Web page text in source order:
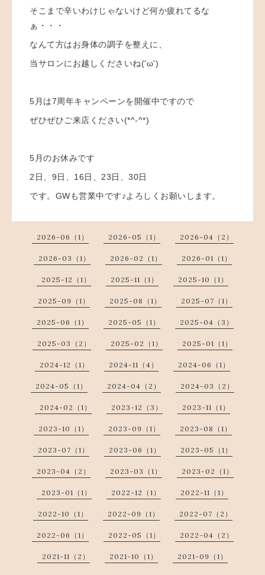
そこまで辛いわけじゃないけど何か疲れてるな
ぁ・・・
なんて方はお身体の調子を整えに、
当サロンにお越しくださいね('ω')
5月は7周年キャンペーンを開催中ですので
ぜひぜひご来店ください(*^-^*)
5月のお休みです
2日、9日、16日、23日、30日
です。GWも営業中です♪よろしくお願いします。
2026-06（1） 2026-05（1） 2026-04（2）
2026-03（1） 2026-02（1） 2026-01（1）
2025-12（1） 2025-11（1） 2025-10（1）
2025-09（1） 2025-08（1） 2025-07（1）
2025-06（1） 2025-05（1） 2025-04（3）
2025-03（2） 2025-02（1） 2025-01（1）
2024-12（1） 2024-11（4） 2024-06（1）
2024-05（1） 2024-04（2） 2024-03（2）
2024-02（1） 2023-12（3） 2023-11（1）
2023-10（1） 2023-09（1） 2023-08（1）
2023-07（1） 2023-06（1） 2023-05（1）
2023-04（2） 2023-03（1） 2023-02（1）
2023-01（1） 2022-12（1） 2022-11（1）
2022-10（1） 2022-09（1） 2022-07（2）
2022-06（1） 2022-05（1） 2022-04（2）
2021-11（2） 2021-10（1） 2021-09（1）